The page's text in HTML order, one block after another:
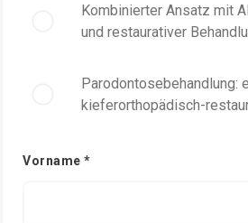
Kombinierter Ansatz mit
und restaurativer
Parodontosebehandlung:
kieferorthopädisch-
Vorname *